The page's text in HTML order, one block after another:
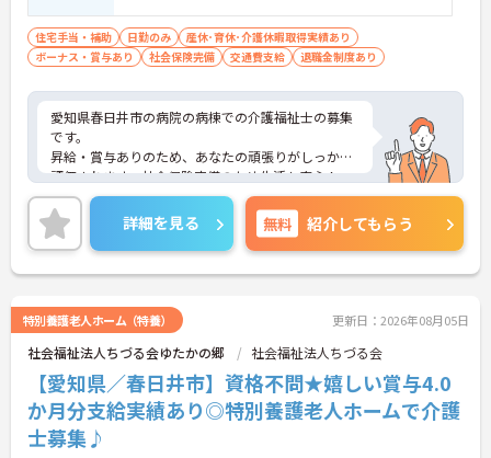
住宅手当・補助 日勤のみ
産休･育休･介護休暇取得実績あり
ボーナス・賞与あり
社会保険完備 交通費支給 退職金制度あり
愛知県春日井市の病院の病棟での介護福祉士の募集
です。
昇給・賞与ありのため、あなたの頑張りがしっかり
評価されます。社会保険完備のため生活も安心！
ご興味のある方は、面接のポイントをお伝えします
のでお気軽にお問い合せください。
詳細を見る 無料 紹介してもらう
特別養護老人ホーム（特養） 更新日：2026年08月05日
社会福祉法人ちづる会ゆたかの郷 社会福祉法人ちづる会
【愛知県／春日井市】資格不問★嬉しい賞与4.0
か月分支給実績あり◎特別養護老人ホームで介護
士募集♪